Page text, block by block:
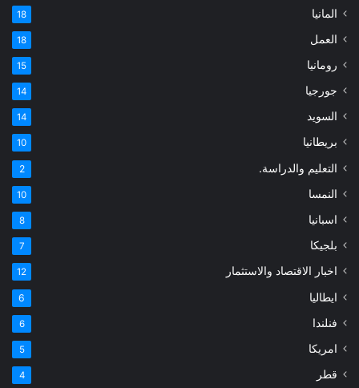
المانيا 18
العمل 18
رومانيا 15
جورجيا 14
السويد 14
بريطانيا 10
التعليم والدراسة. 2
النمسا 10
اسبانيا 8
بلجيكا 7
اخبار الاقتصاد والاستثمار 12
ايطاليا 6
فنلندا 6
امريكا 5
قطر 4